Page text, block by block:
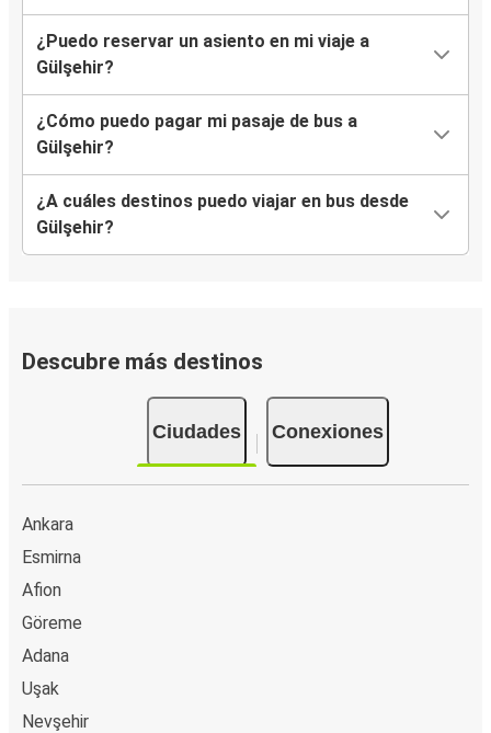
¿Puedo reservar un asiento en mi viaje a
Gülşehir?
¿Cómo puedo pagar mi pasaje de bus a
Gülşehir?
¿A cuáles destinos puedo viajar en bus desde
Gülşehir?
Descubre más destinos
Ciudades Conexiones
Ankara
Esmirna
Afion
Göreme
Adana
Uşak
Nevşehir